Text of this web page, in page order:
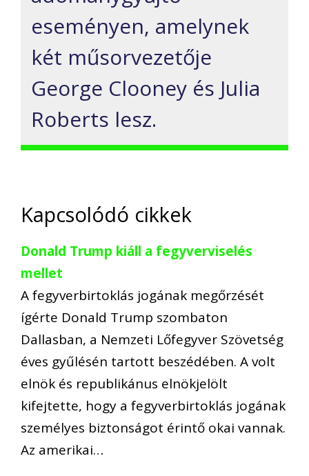
eseményen, amelynek
két műsorvezetője
George Clooney és Julia
Roberts lesz.
Kapcsolódó cikkek
Donald Trump kiáll a fegyverviselés
mellet
A fegyverbirtoklás jogának megőrzését
ígérte Donald Trump szombaton
Dallasban, a Nemzeti Lőfegyver Szövetség
éves gyűlésén tartott beszédében. A volt
elnök és republikánus elnökjelölt
kifejtette, hogy a fegyverbirtoklás jogának
személyes biztonságot érintő okai vannak.
Az amerikai…